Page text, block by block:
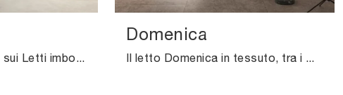
Clicca e scopri di più sui Letti imbottiti: se sei alla ricerca di modelli matrimoniali design, il modello Fushimi Pianca fa al caso tuo.
Domenica
Il letto Domenica in tessuto, tra i modelli imbottiti matrimoniali design di Pianca, è perfetto per garantirti il sonno più profondo.